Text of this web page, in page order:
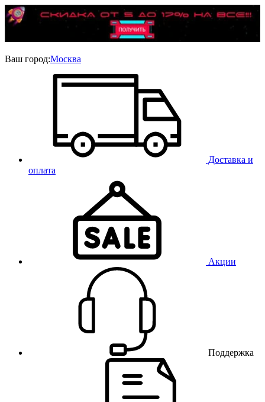
Ваш город:Москва
Доставка и
оплата
Акции
Поддержка